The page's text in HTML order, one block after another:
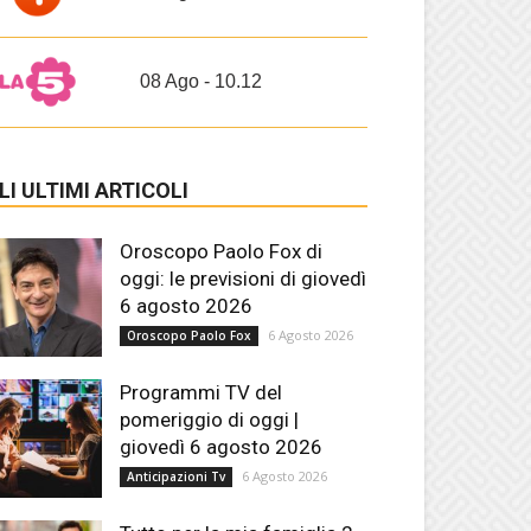
08 Ago - 10.12
ULTIMI ARTICOLI
Oroscopo Paolo Fox di
oggi: le previsioni di giovedì
6 agosto 2026
Oroscopo Paolo Fox 6 Agosto 2026
Programmi TV del
pomeriggio di oggi |
giovedì 6 agosto 2026
Anticipazioni Tv 6 Agosto 2026